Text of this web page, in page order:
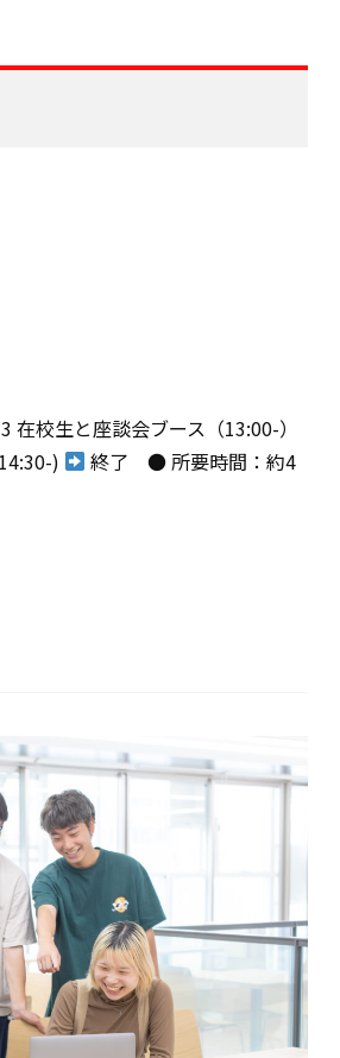
3 在校生と座談会ブース（13:00-）
)
終了 ● 所要時間：約4